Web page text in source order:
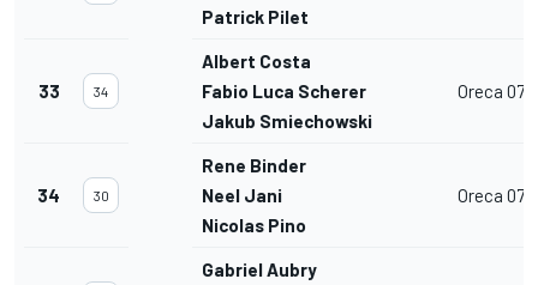
Patrick Pilet
33 34
Albert Costa
Fabio Luca Scherer
Jakub Smiechowski
Oreca 07
34 30
Rene Binder
Neel Jani
Nicolas Pino
Oreca 07
Gabriel Aubry